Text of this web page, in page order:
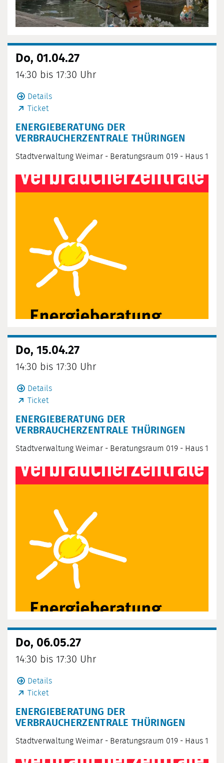
Do, 01.04.27
14:30 bis 17:30 Uhr
Details
Ticket
ENERGIEBERATUNG DER
VERBRAUCHERZENTRALE THÜRINGEN
Stadtverwaltung Weimar - Beratungsraum 019 - Haus 1
Do, 15.04.27
14:30 bis 17:30 Uhr
Details
Ticket
ENERGIEBERATUNG DER
VERBRAUCHERZENTRALE THÜRINGEN
Stadtverwaltung Weimar - Beratungsraum 019 - Haus 1
Do, 06.05.27
14:30 bis 17:30 Uhr
Details
Ticket
ENERGIEBERATUNG DER
VERBRAUCHERZENTRALE THÜRINGEN
Stadtverwaltung Weimar - Beratungsraum 019 - Haus 1